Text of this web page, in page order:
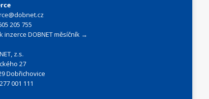
205 755
inzerce DOBNET měsíčník →
z.s.
27
Dobřichovice
001 111